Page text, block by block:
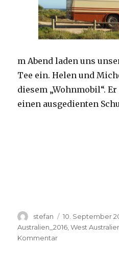
m Abend laden uns
Tee ein. Helen und
diesem „Wohnmobil“.
einen ausgedienten
Autor
stefan
Veröffentlicht
am
10. September
Australien_2016 ,West
Kommentarzu